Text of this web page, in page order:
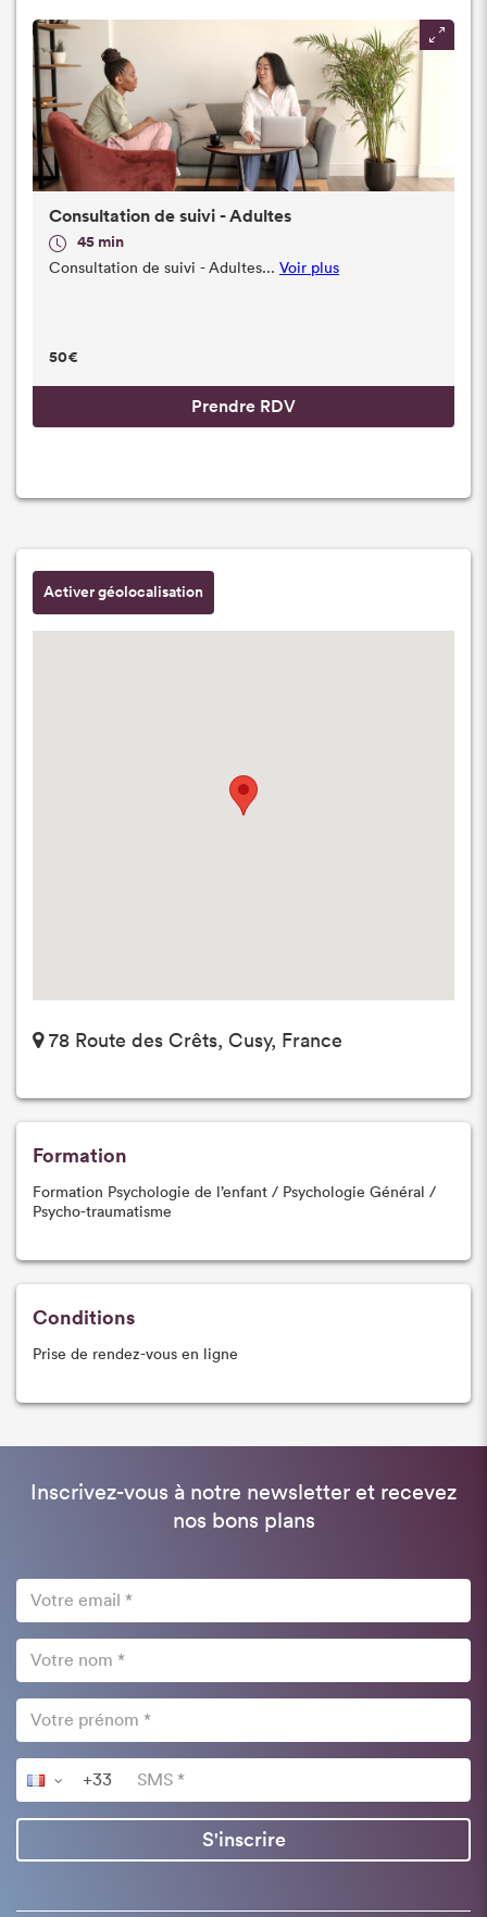
Consultation de suivi - Adultes
45 min
Consultation de suivi - Adultes... Voir plus
50€
Prendre RDV
Activer géolocalisation
78 Route des Crêts, Cusy, France
Formation
Formation Psychologie de l’enfant / Psychologie Général /
Psycho-traumatisme
Conditions
Prise de rendez-vous en ligne
Inscrivez-vous à notre newsletter et recevez
nos bons plans
S'inscrire